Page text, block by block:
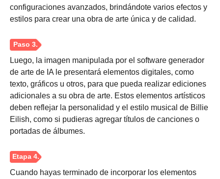
configuraciones avanzados, brindándote varios efectos y
estilos para crear una obra de arte única y de calidad.
Luego, la imagen manipulada por el software generador
de arte de IA le presentará elementos digitales, como
texto, gráficos u otros, para que pueda realizar ediciones
adicionales a su obra de arte. Estos elementos artísticos
deben reflejar la personalidad y el estilo musical de Billie
Eilish, como si pudieras agregar títulos de canciones o
portadas de álbumes.
Cuando hayas terminado de incorporar los elementos